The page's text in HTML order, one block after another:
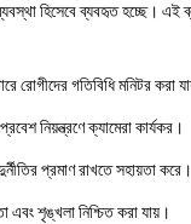
হিসেবে ব্যবহৃত হচ্ছে।
রোগীদের গতিবিধি মনিটর করা
নিয়ন্ত্রণে ক্যামেরা কার্যকর।
প্রমাণ রাখতে সহায়তা করে।
এবং শৃঙ্খলা নিশ্চিত করা যায়।